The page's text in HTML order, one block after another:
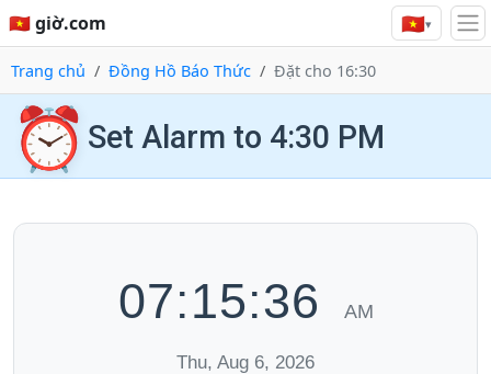
🇻🇳 giờ.com 🇻🇳▾
Trang chủ Đồng Hồ Báo Thức Đặt cho 16:30
⏰ Set Alarm to 4:30 PM
07:15:36 AM
Thu, Aug 6, 2026